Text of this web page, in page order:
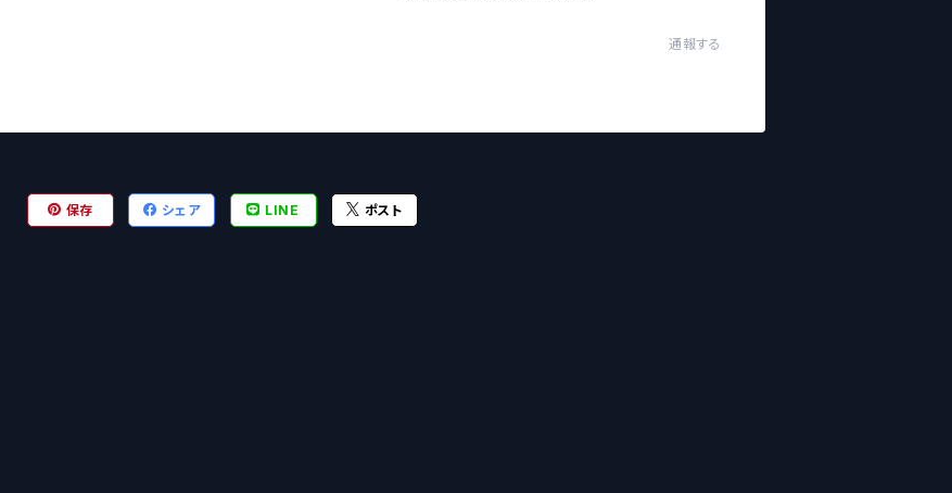
通報する
保存 シェア LINE ポスト